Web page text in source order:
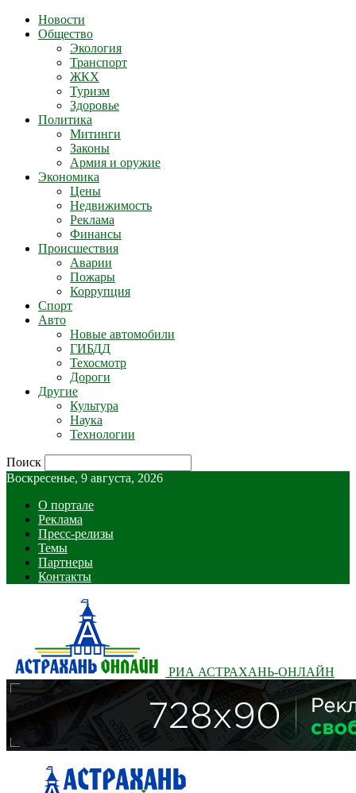
Новости
Общество
Экология
Транспорт
ЖКХ
Туризм
Здоровье
Политика
Митинги
Законы
Армия и оружие
Экономика
Цены
Недвижимость
Реклама
Финансы
Происшествия
Аварии
Пожары
Коррупция
Спорт
Авто
Новые автомобили
ГИБДД
Техосмотр
Дороги
Другие
Культура
Наука
Технологии
Поиск
Воскресенье, 9 августа, 2026
О портале
Реклама
Пресс-релизы
Темы
Партнеры
Контакты
РИА АСТРАХАНЬ-ОНЛАЙН